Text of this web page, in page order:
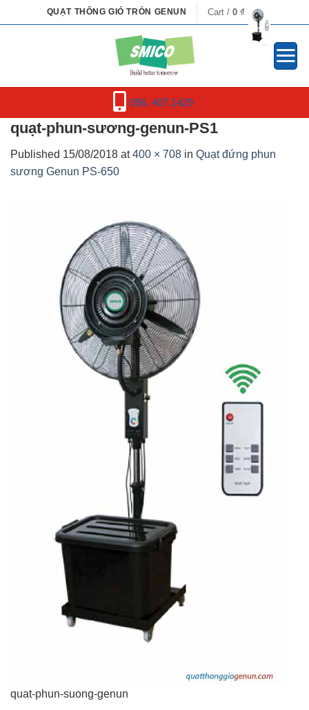
to
QUẠT THÔNG GIÓ TRÒN GENUN Cart / 0 ₫
096. 407.1429
quạt-phun-sương-genun-PS1
Published 15/08/2018 at400 × 708 in Quạt đứng phun
sương Genun PS-650
quat-phun-suong-genun